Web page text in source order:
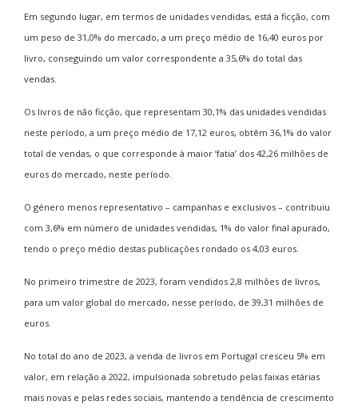
Em segundo lugar, em termos de unidades vendidas, está a ficção, com
um peso de 31,0% do mercado, a um preço médio de 16,40 euros por
livro, conseguindo um valor correspondente a 35,6% do total das
vendas.
Os livros de não ficção, que representam 30,1% das unidades vendidas
neste período, a um preço médio de 17,12 euros, obtêm 36,1% do valor
total de vendas, o que corresponde à maior ‘fatia’ dos 42,26 milhões de
euros do mercado, neste período.
O género menos representativo – campanhas e exclusivos – contribuiu
com 3,6% em número de unidades vendidas, 1% do valor final apurado,
tendo o preço médio destas publicações rondado os 4,03 euros.
No primeiro trimestre de 2023, foram vendidos 2,8 milhões de livros,
para um valor global do mercado, nesse período, de 39,31 milhões de
euros.
No total do ano de 2023, a venda de livros em Portugal cresceu 5% em
valor, em relação a 2022, impulsionada sobretudo pelas faixas etárias
mais novas e pelas redes sociais, mantendo a tendência de crescimento